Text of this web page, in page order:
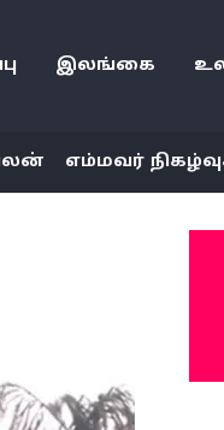
இலங்கை
எம்மவர்